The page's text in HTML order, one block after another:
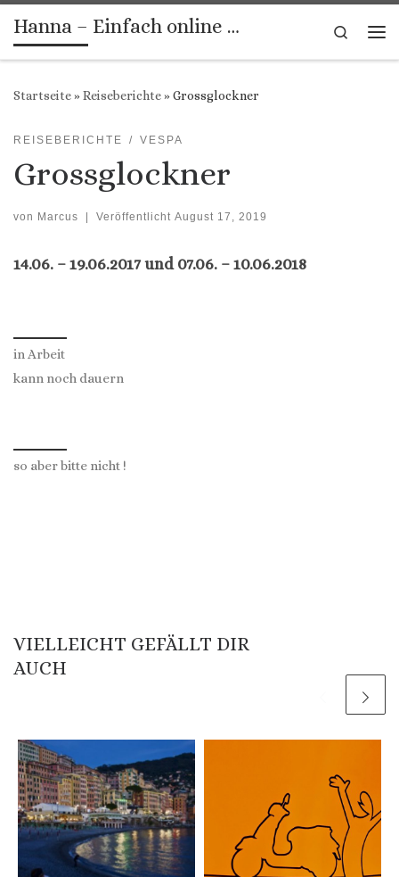
Zum Inhalt springen
Hanna – Einfach online …
Search
Startseite»Reiseberichte»Grossglockner
REISEBERICHTE VESPA
Grossglockner
von Marcus | Veröffentlicht August 17, 2019
14.06. – 19.06.2017 und 07.06. – 10.06.2018
in Arbeit
kann noch dauern
so aber bitte nicht !
VIELLEICHT GEFÄLLT DIR
AUCH